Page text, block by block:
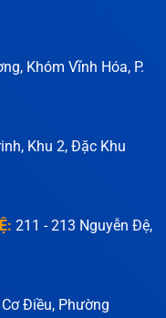
Khóm Vĩnh Hóa, P.
Khu 2, Đặc Khu
211 - 213 Nguyễn Đệ,
Điều, Phường